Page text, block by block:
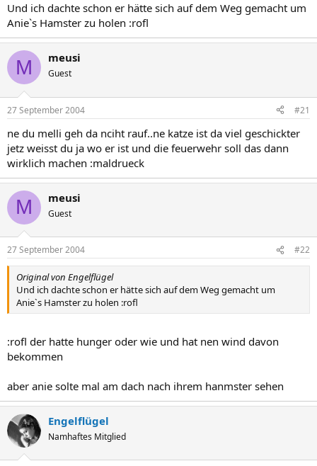
Und ich dachte schon er hätte sich auf dem Weg gemacht um
Anie`s Hamster zu holen :rofl
M meusi
Guest
27 September 2004 #21
ne du melli geh da nciht rauf..ne katze ist da viel geschickter
jetz weisst du ja wo er ist und die feuerwehr soll das dann
wirklich machen :maldrueck
M meusi
Guest
27 September 2004 #22
Original von Engelflügel
Und ich dachte schon er hätte sich auf dem Weg gemacht um
Anie`s Hamster zu holen :rofl
:rofl der hatte hunger oder wie und hat nen wind davon
bekommen
aber anie solte mal am dach nach ihrem hanmster sehen
Engelflügel
Namhaftes Mitglied